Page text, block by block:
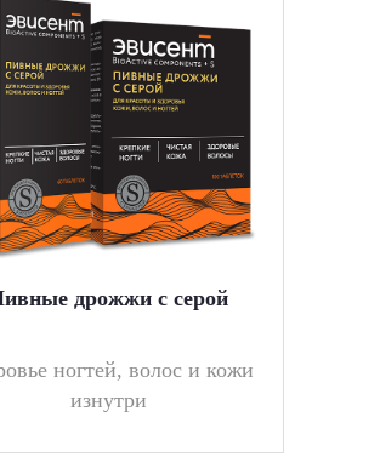
дрожжи с серой
ногтей, волос и кожи
изнутри